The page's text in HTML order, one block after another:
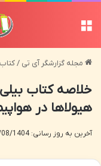
مجله گزارشگر آی تی /کتاب
هیولاها در
آخرین به روز رسانی: 21/08/1404